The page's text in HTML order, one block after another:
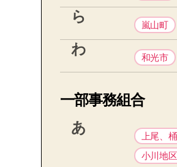
ら
嵐山町
わ
和光市
一部事務組合
あ
上尾、
小川地